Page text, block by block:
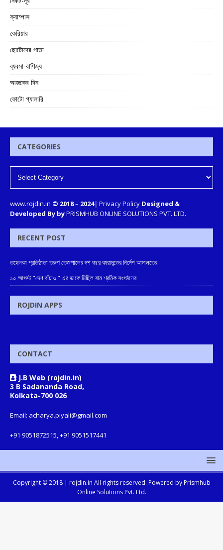
ক্যাম্পাস
কেরিয়ার
ছোটোদের পাতা
ব্যবসা-বাণিজ্য
আজকের দিন
ফোটো গ্যালারি
CATEGORIES
www.rojdin.in © 2018– 2024| Privacy Policy Designed &
Developed By byPRISMHUB ONLINE SOLUTIONS PVT. LTD.
RECENT POST
তহেলকা প্রতিষ্ঠাতা তরুণ তেজপালের দশ বছর কারাদন্ডের নির্দেশ আদালতের
১০ আগস্ট “দেশ বাঁচাও ” এর ডাকে মিছিল বাম শ্রমিক সংগঠনের
ROJDIN APPS
CONTACT
J.B Web (rojdin.in)
3 B Sadananda Road,
Kolkata-700 026
Email: acharya.piyali@gmail.com
+91 9051872515, +91 9051517441
Copyright © 2018 | rojdin.in All rights reserved. Powered by Prismhub
Online Solutions Pvt. Ltd.